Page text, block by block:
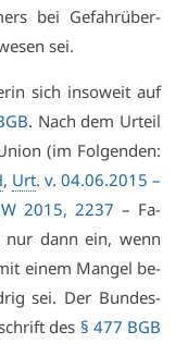
bei Ge­fahr­über­
sei.
sich in­so­weit auf
. Nach dem Ur­teil
(im Fol­gen­den:
, Urt. v. 04.06.2015 –
2015, 2237 – Fa­
dann ein, wenn
ei­nem Man­gel be­
sei. Der Bun­des­
des § 477 BGB